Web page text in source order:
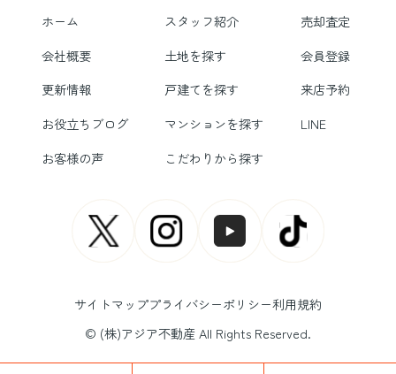
ホーム スタッフ紹介
売却査定
会社概要
土地を探す
会員登録
更新情報
戸建てを探す
来店予約
お役立ちブログ
マンションを探す
LINE
お客様の声
こだわりから探す
サイトマッププライバシーポリシー利用規約
© (株)アジア不動産 All Rights Reserved.